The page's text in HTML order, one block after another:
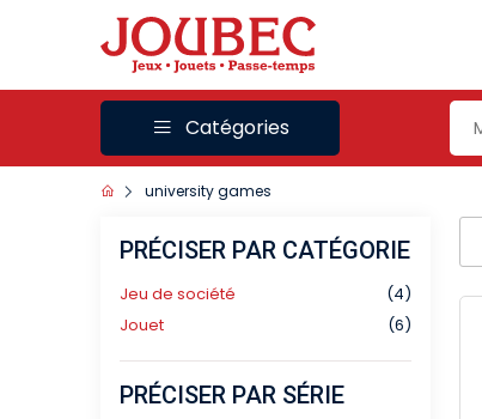
Catégories
university games
PRÉCISER PAR CATÉGORIE
Jeu de société
(4)
Jouet
(6)
PRÉCISER PAR SÉRIE